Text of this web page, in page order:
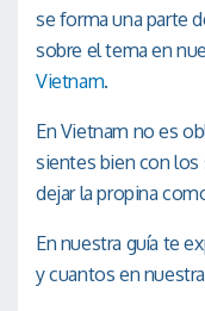
se forma una parte
sobre el tema en
Vietnam.
En Vietnam no es
sientes bien con
dejar la propina
En nuestra guía te
y cuantos en